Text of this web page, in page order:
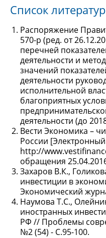
Список
Распоряжение
570-р (ред. от
перечней
деятельности и
значений
деятельности
исполнительной
благоприятных
деятельности (до
Вести Экономика –
России [Электронный
http://
обращения
Захаров В.К.,
инвестиции в
Экономический
Наумова Т.С.,
иностранных
РФ // Проблемы
№2 (54) - С.95-100.